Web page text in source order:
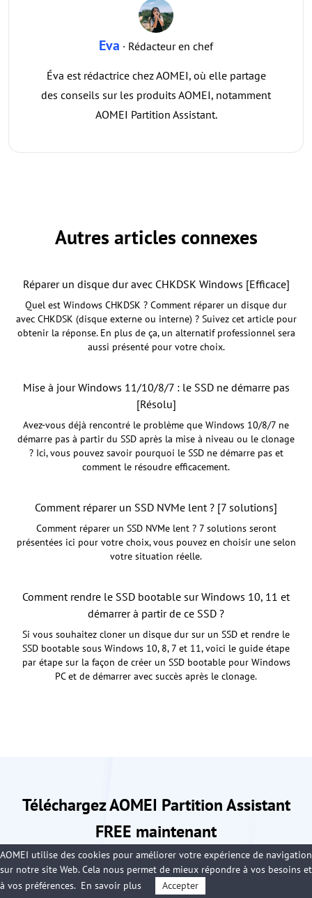
Eva · Rédacteur en chef
Éva est rédactrice chez AOMEI, où elle partage
des conseils sur les produits AOMEI, notamment
AOMEI Partition Assistant.
Autres articles connexes
Réparer un disque dur avec CHKDSK Windows [Efficace]
Quel est Windows CHKDSK ? Comment réparer un disque dur
avec CHKDSK (disque externe ou interne) ? Suivez cet article pour
obtenir la réponse. En plus de ça, un alternatif professionnel sera
aussi présenté pour votre choix.
Mise à jour Windows 11/10/8/7 : le SSD ne démarre pas
[Résolu]
Avez-vous déjà rencontré le problème que Windows 10/8/7 ne
démarre pas à partir du SSD après la mise à niveau ou le clonage
? Ici, vous pouvez savoir pourquoi le SSD ne démarre pas et
comment le résoudre efficacement.
Comment réparer un SSD NVMe lent ? [7 solutions]
Comment réparer un SSD NVMe lent ? 7 solutions seront
présentées ici pour votre choix, vous pouvez en choisir une selon
votre situation réelle.
Comment rendre le SSD bootable sur Windows 10, 11 et
démarrer à partir de ce SSD ?
Si vous souhaitez cloner un disque dur sur un SSD et rendre le
SSD bootable sous Windows 10, 8, 7 et 11, voici le guide étape
par étape sur la façon de créer un SSD bootable pour Windows
PC et de démarrer avec succès après le clonage.
Téléchargez AOMEI Partition Assistant
FREE maintenant
Le meilleur gestionnaire de partition de
disque Windows et optimiseur de PC
AOMEI utilise des cookies pour améliorer votre expérience de navigation
sur notre site Web. Cela nous permet de mieux répondre à vos besoins et
à vos préférences. En savoir plus Accepter